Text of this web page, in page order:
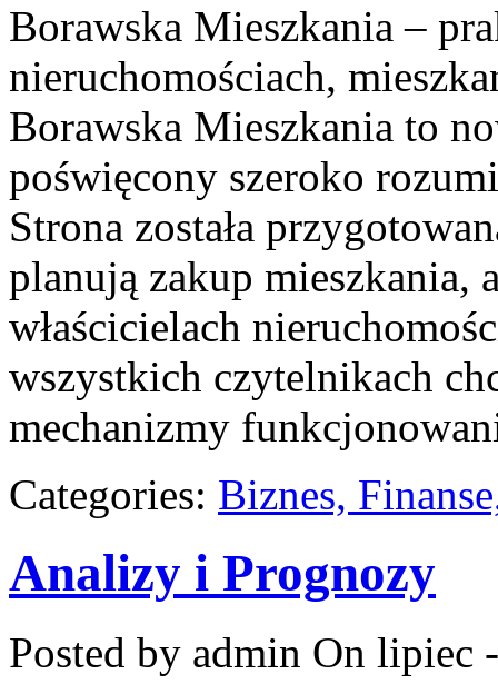
Borawska Mieszkania –
nieruchomościach,
Borawska Mieszkania to
poświęcony szeroko
Strona została
planują zakup mieszkania,
właścicielach
wszystkich czytelnikach
mechanizmy
Categories: Biznes,
Analizy i Prognozy
Posted by admin On lipiec